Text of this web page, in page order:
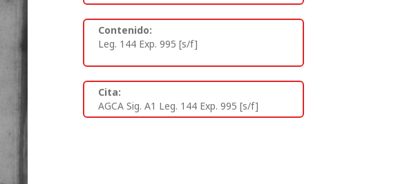
Contenido:
Leg. 144 Exp. 995 [s/f]
Cita:
AGCA Sig. A1 Leg. 144 Exp. 995 [s/f]